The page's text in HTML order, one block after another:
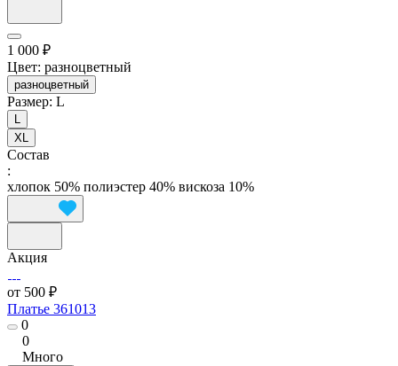
1 000 ₽
Цвет: разноцветный
разноцветный
Размер: L
L
XL
Состав
:
хлопок 50% полиэстер 40% вискоза 10%
Акция
от 500 ₽
Платье 361013
0
0
Много